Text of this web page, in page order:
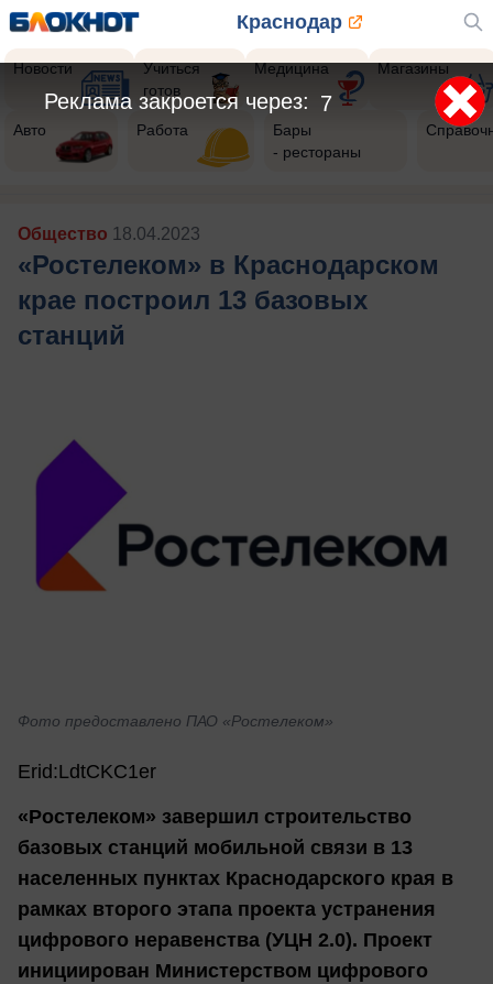
Краснодар
Новости
Учиться
готов
Медицина Магазины
Авто Работа
Бары
- рестораны
Общество 18.04.2023
«Ростелеком» в Краснодарском
крае построил 13 базовых
станций
Фото предоставлено ПАО «Ростелеком»
Erid:LdtCKC1er
«Ростелеком» завершил строительство
базовых станций мобильной связи в 13
населенных пунктах Краснодарского края в
рамках второго этапа проекта устранения
цифрового неравенства (УЦН 2.0). Проект
инициирован Министерством цифрового
5
Реклама закроется через: